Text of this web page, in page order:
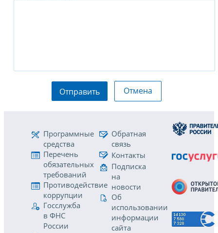
Отправить Отмена
Программные
средства
Перечень
обязательных
требований
Противодействие
коррупции
Госслужба
в ФНС
России
Обратная
связь
Контакты
Подписка
на
новости
Об
использовании
информации
сайта